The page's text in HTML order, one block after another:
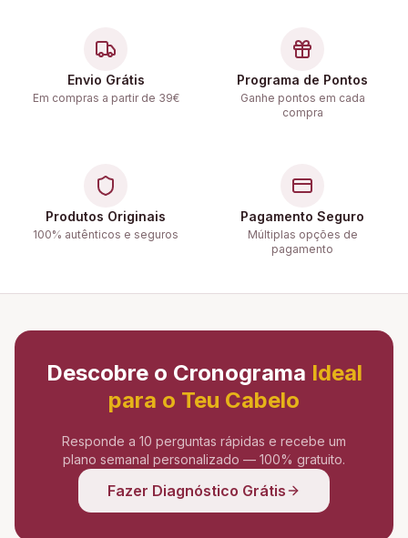
Envio Grátis
Em compras a partir de 39€
Programa de Pontos
Ganhe pontos em cada
compra
Produtos Originais
100% autênticos e seguros
Pagamento Seguro
Múltiplas opções de
pagamento
Descobre o Cronograma Ideal
para o Teu Cabelo
Responde a 10 perguntas rápidas e recebe um
plano semanal personalizado — 100% gratuito.
Fazer Diagnóstico Grátis